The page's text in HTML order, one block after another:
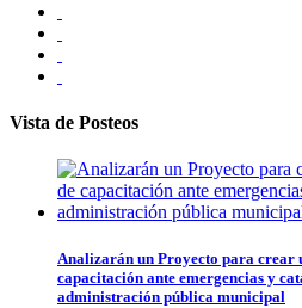
Vista de Posteos
Analizarán un Proyecto para crear
capacitación ante emergencias y
administración pública municipal